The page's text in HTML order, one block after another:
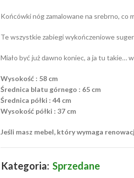
Końcówki nóg zamalowane na srebrno, co
Te wszystkie zabiegi wykończeniowe
Miało być już dawno koniec, a ja tu takie…
Wysokość : 58 cm
Średnica blatu górnego : 65 cm
Średnica półki : 44 cm
Wysokość półki : 37 cm
Jeśli masz mebel, który wymaga
Kategoria: Sprzedane